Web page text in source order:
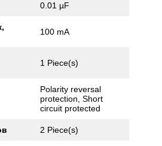
0.01 µF
100 mA
1 Piece(s)
Polarity reversal
protection, Short
circuit protected
2 Piece(s)